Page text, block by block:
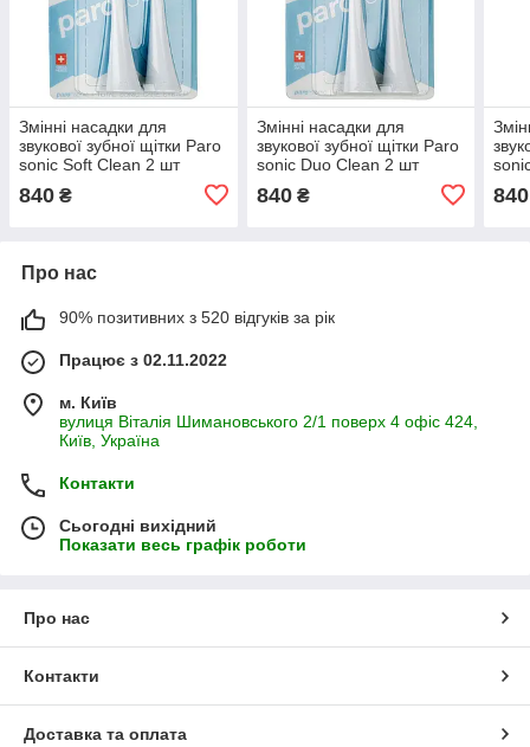
Змінні насадки для
звукової зубної щітки Paro
sonic Soft Clean 2 шт
840 ₴
Змінні насадки для
звукової зубної щітки Paro
sonic Duo Clean 2 шт
840₴ 840
Про нас
90% позитивних з 520 відгуків за рік
Працює з 02.11.2022
м. Київ
вулиця Віталія Шимановського 2/1 поверх 4 офіс 424,
Київ, Україна
Контакти
Сьогодні вихідний
Показати весь графік роботи
Про нас
Контакти
Доставка та оплата